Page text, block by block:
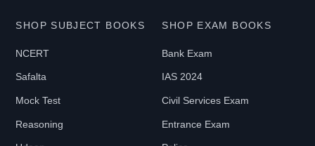
SHOP SUBJECT BOOKS
NCERT
Safalta
Mock Test
Reasoning
SHOP EXAM BOOKS
Bank Exam
IAS 2024
Civil Services Exam
Entrance Exam